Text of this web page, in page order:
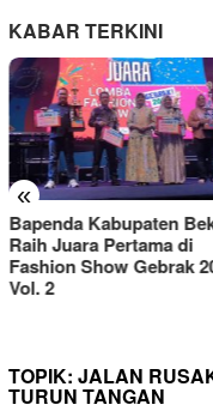
KABAR TERKINI
«
Dorong Kreasi Kuliner
Menuju Pasar
Internasional,Belasan
Adu Rasa Olahan Ikan
TOPIK: JALAN
TURUN TANGAN